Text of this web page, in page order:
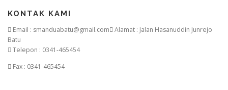
KONTAK KAMI
Email : smanduabatu@gmail.com
Alamat : Jalan Hasanuddin Junrejo
Batu
Telepon : 0341-465454
Fax : 0341-465454